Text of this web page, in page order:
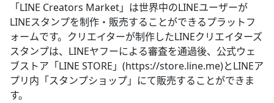
「LINE Creators Market」は世界中のLINEユーザーが
LINEスタンプを制作・販売することができるプラットフ
ォームです。クリエイターが制作したLINEクリエイターズ
スタンプは、LINEヤフーによる審査を通過後、公式ウェ
ブストア「LINE STORE」(https://store.line.me)とLINEア
プリ内「スタンプショップ」にて販売することができま
す。